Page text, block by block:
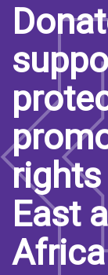
East
Africa